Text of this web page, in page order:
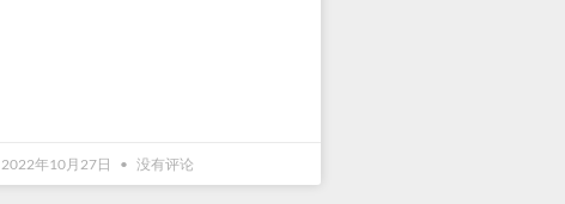
2022年10月27日 没有评论